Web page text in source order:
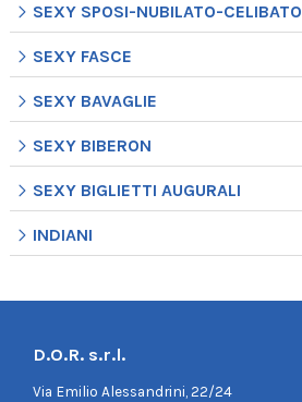
SEXY SPOSI-NUBILATO-CELIBATO
SEXY FASCE
SEXY BAVAGLIE
SEXY BIBERON
SEXY BIGLIETTI AUGURALI
INDIANI
D.O.R. s.r.l.
Via Emilio Alessandrini, 22/24